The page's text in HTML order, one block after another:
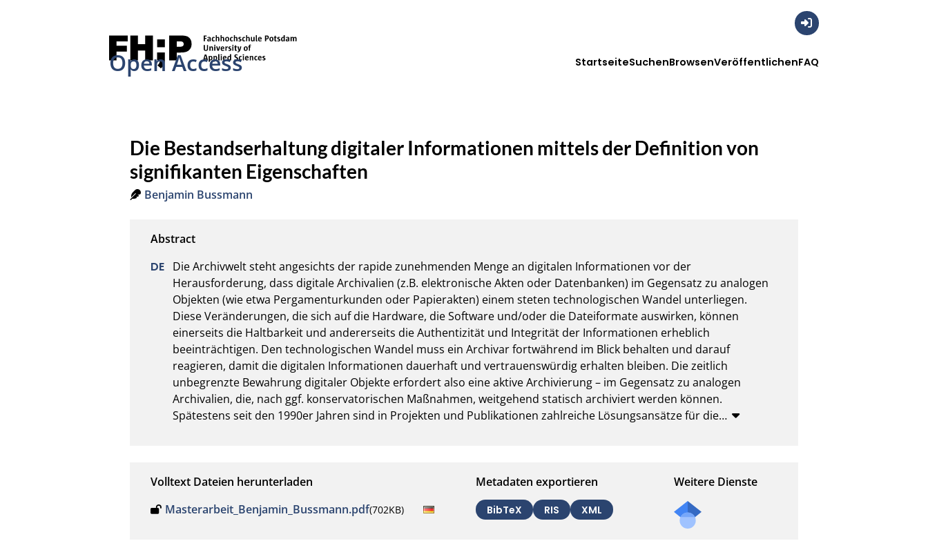
Open Access StartseiteSuchenBrowsenVeröffentlichenFAQ
Die Bestandserhaltung digitaler Informationen mittels der Definition von
signifikanten Eigenschaften
Benjamin Bussmann
Die Archivwelt steht angesichts der rapide zunehmenden Menge an digitalen Informationen vor der
Herausforderung, dass digitale Archivalien (z.B. elektronische Akten oder Datenbanken) im Gegensatz zu analogen
Objekten (wie etwa Pergamenturkunden oder Papierakten) einem steten technologischen Wandel unterliegen.
Diese Veränderungen, die sich auf die Hardware, die Software und/oder die Dateiformate auswirken, können
einerseits die Haltbarkeit und andererseits die Authentizität und Integrität der Informationen erheblich
beeinträchtigen. Den technologischen Wandel muss ein Archivar fortwährend im Blick behalten und darauf
reagieren, damit die digitalen Informationen dauerhaft und vertrauenswürdig erhalten bleiben. Die zeitlich
unbegrenzte Bewahrung digitaler Objekte erfordert also eine aktive Archivierung – im Gegensatz zu analogen
Archivalien, die, nach ggf. konservatorischen Maßnahmen, weitgehend statisch archiviert werden können.
Spätestens seit den 1990er Jahren sind in Projekten und Publikationen zahlreiche Lösungsansätze für die…
Volltext Dateien herunterladen
Masterarbeit_Benjamin_Bussmann.pdf(702KB)
Metadaten exportieren
BibTeX RIS XML
Weitere Dienste